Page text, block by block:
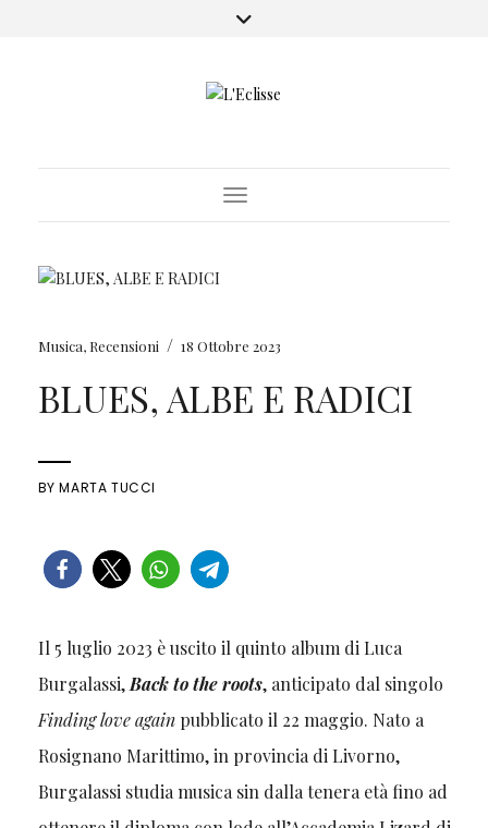
Toggle Navigation
Musica, Recensioni / 18 Ottobre 2023
BLUES, ALBE E RADICI
BYMARTA TUCCI
Il 5 luglio 2023 è uscito il quinto album di Luca
Burgalassi,Back to the roots, anticipato dal singolo
Finding love againpubblicato il 22 maggio. Nato a
Rosignano Marittimo, in provincia di Livorno,
Burgalassi studia musica sin dalla tenera età fino ad